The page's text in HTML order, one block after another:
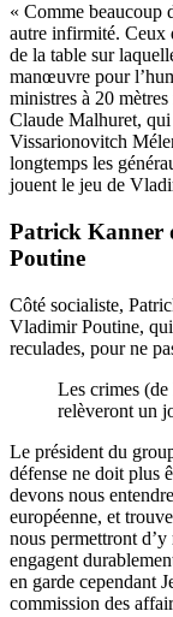
« Comme beaucoup
autre infirmité. Ceux
de la table sur
manœuvre pour
ministres à 20
Claude Malhuret,
Vissarionovitch
longtemps les
jouent le jeu de
Patrick Kanner
Poutine
Côté socialiste,
Vladimir Poutine, qui
reculades, pour ne
Les crimes
relèveront un
Le président du
défense ne doit plus
devons nous
européenne, et
nous permettront
engagent
en garde cependant
commission des